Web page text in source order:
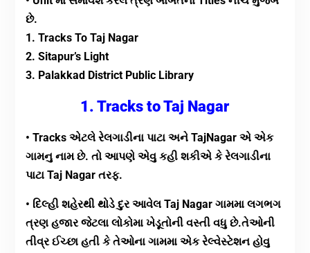
છે.
1. Tracks To Taj Nagar
2. Sitapur’s Light
3. Palakkad District Public Library
1. Tracks to Taj Nagar
• Tracks એટલે રેલગાડીના પાટા અને TajNagar એ એક
ગામનુ નામ છે. તો આપણે એવુ કહી શકીએ કે રેલગાડીના
પાટા Taj Nagar તરફ.
• દિલ્હી શહેરથી થોડે દુર આવેલ Taj Nagar ગામમા લગભગ
ત્રણ હજાર જેટલા લોકોમા ખેડૂતોની વસ્તી વધુ છે.તેઓની
તીવ્ર ઈચ્છા હતી કે તેઓના ગામમા એક રેલ્વેસ્ટેશન હોવુ